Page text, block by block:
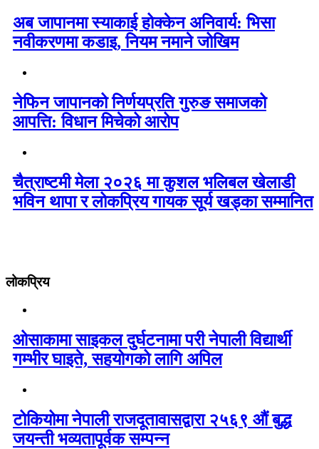
अब जापानमा स्याकाई होक्केन अनिवार्य: भिसा
नवीकरणमा कडाइ, नियम नमाने जोखिम
नेफिन जापानको निर्णयप्रति गुरुङ समाजको
आपत्ति: विधान मिचेको आरोप
चैत्राष्टमी मेला २०२६ मा कुशल भलिबल खेलाडी
भविन थापा र लोकप्रिय गायक सूर्य खड्का सम्मानित
लोकप्रिय
ओसाकामा साइकल दुर्घटनामा परी नेपाली विद्यार्थी
गम्भीर घाइते, सहयोगको लागि अपिल
टोकियोमा नेपाली राजदूतावासद्वारा २५६९ औं बुद्ध
जयन्ती भव्यतापूर्वक सम्पन्न